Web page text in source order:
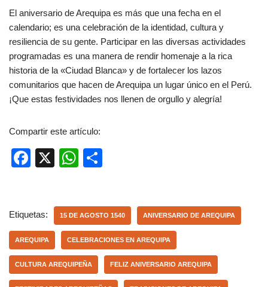
El aniversario de Arequipa es más que una fecha en el
calendario; es una celebración de la identidad, cultura y
resiliencia de su gente. Participar en las diversas actividades
programadas es una manera de rendir homenaje a la rica
historia de la «Ciudad Blanca» y de fortalecer los lazos
comunitarios que hacen de Arequipa un lugar único en el Perú.
¡Que estas festividades nos llenen de orgullo y alegría!
Compartir este artículo:
F
e
b
o
o
X
W
s
A
p
p
p
ar
tir
Etiquetas: 15 DE AGOSTO 1540 ANIVERSARIO DE AREQUIPA
AREQUIPA CELEBRACIONES EN AREQUIPA
CULTURA AREQUIPEÑA FELIZ ANIVERSARIO AREQUIPA